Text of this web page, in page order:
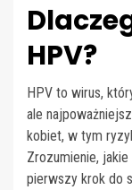
HPV?
HPV to wirus,
ale
kobiet, w tym
Zrozumienie,
pierwszy krok do